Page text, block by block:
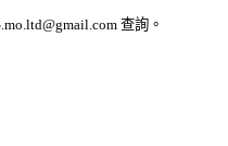
查詢。